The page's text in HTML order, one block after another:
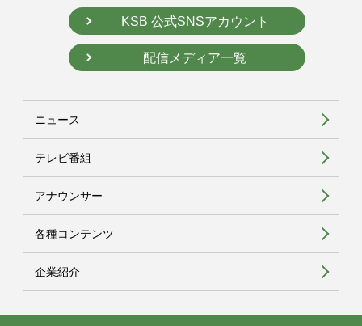
KSB 公式SNSアカウント
配信メディア一覧
ニュース
テレビ番組
アナウンサー
各種コンテンツ
企業紹介